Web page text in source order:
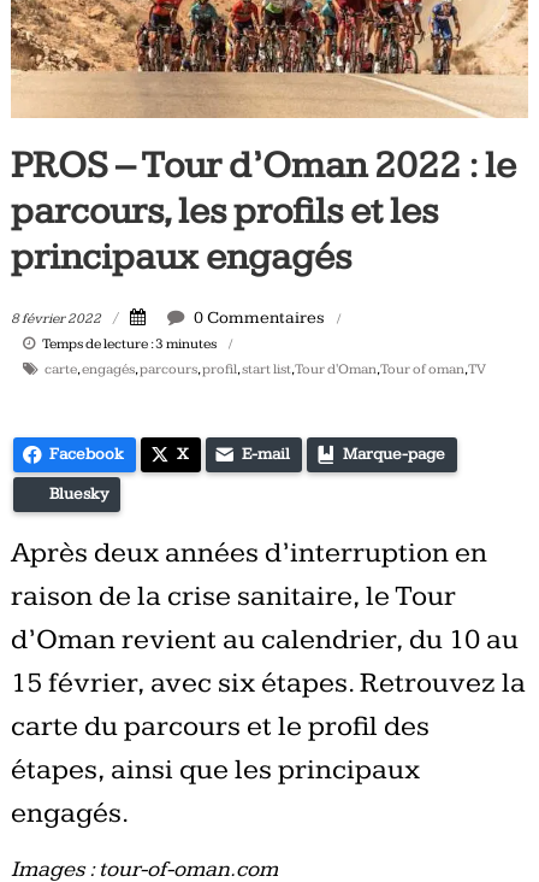
Tous
les
jours,
vélo
triathlon
PROS – Tour d’Oman 2022 : le
parcours, les profils et les
principaux engagés
8 février 2022 0 Commentaires
Temps de lecture :3 minutes
carte,engagés,parcours,profil,start list,Tour d'Oman,Tour of oman,TV
Facebook X E-mail Marque-page
Bluesky
Après deux années d’interruption en
raison de la crise sanitaire, le Tour
d’Oman revient au calendrier, du 10 au
15 février, avec six étapes. Retrouvez la
carte du parcours et le profil des
étapes, ainsi que les principaux
engagés.
Images : tour-of-oman.com